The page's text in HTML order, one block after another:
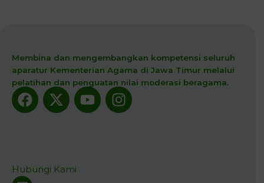
Membina dan mengembangkan kompetensi seluruh
aparatur Kementerian Agama di Jawa Timur melalui
pelatihan dan penguatan nilai moderasi beragama.
Facebook
X-
twitter
YoutubeInstagram
Hubungi Kami